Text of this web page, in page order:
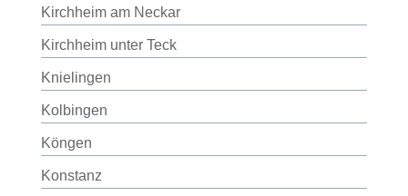
Kirchheim am Neckar
Kirchheim unter Teck
Knielingen
Kolbingen
Köngen
Konstanz